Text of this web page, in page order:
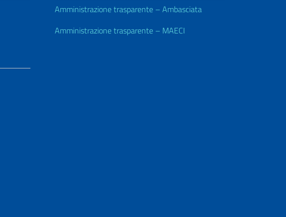
Amministrazione trasparente – Ambasciata
Amministrazione trasparente – MAECI